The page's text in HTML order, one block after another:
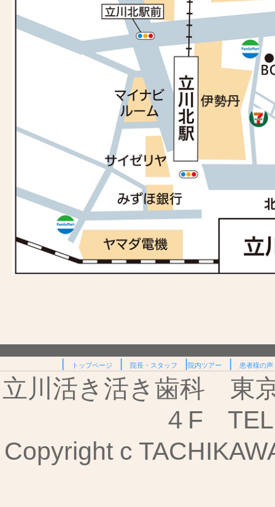
トップページ 院長・スタッフ 院内ツアー 患者様の声
立川活き活き歯科 東
４F
Copyright c